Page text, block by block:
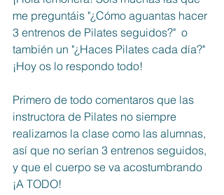
me preguntáis "¿Cómo aguantas hacer
3 entrenos de Pilates seguidos?"  o
también un "¿Haces Pilates cada día?"
¡Hoy os lo respondo todo!
Primero de todo comentaros que las
instructora de Pilates no siempre
realizamos la clase como las alumnas,
así que no serían 3 entrenos seguidos,
y que el cuerpo se va acostumbrando
¡A TODO!